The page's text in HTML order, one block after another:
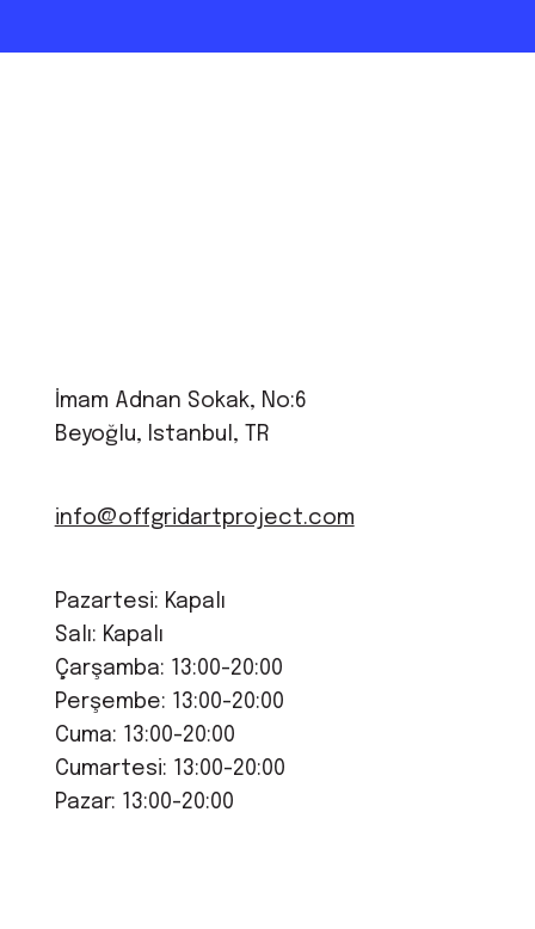
İmam Adnan Sokak, No:6
Beyoğlu, Istanbul, TR
info@offgridartproject.com
Pazartesi: Kapalı
Salı: Kapalı
Çarşamba: 13:00-20:00
Perşembe: 13:00-20:00
Cuma: 13:00-20:00
Cumartesi: 13:00-20:00
Pazar: 13:00-20:00